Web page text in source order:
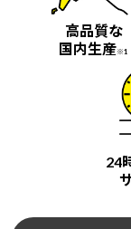
高品質な
国内生産※1
24